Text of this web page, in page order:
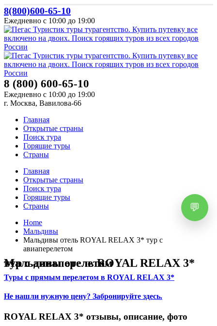
8(800)600-65-10
Ежедневно с 10:00 до 19:00
8 (800) 600-65-10
Ежедневно с 10:00 до 19:00
г. Москва, Вавилова-66
Главная
Открытые страны
Поиск тура
Горящие туры
Страны
Главная
Открытые страны
Поиск тура
Горящие туры
Страны
Home
Мальдивы
Мальдивы отель ROYAL RELAX 3* тур с
авиаперелетом
Мальдивы отель ROYAL RELAX 3* тур с авиаперелетом
Туры с прямым перелетом в ROYAL RELAX 3*
Не нашли нужную цену? Забронируйте здесь.
ROYAL RELAX 3* отзывы, описание, фото